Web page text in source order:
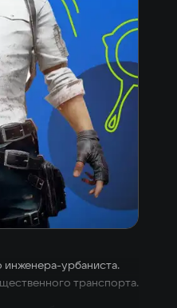
инженера-урбаниста.
транспорта.